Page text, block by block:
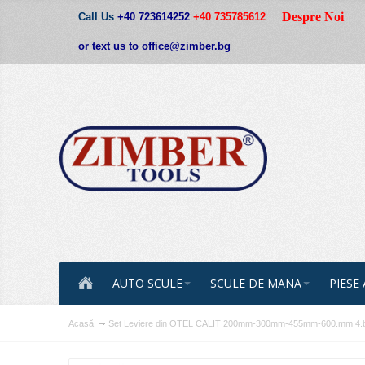
Call Us +40 723614252 +40 735785612
or text us to office@zimber.bg
Despre Noi
AUTO SCULE SCULE DE MANA
Acasă Set Leviere din OTEL CALIT 200mm-300mm-455mm-600.mm